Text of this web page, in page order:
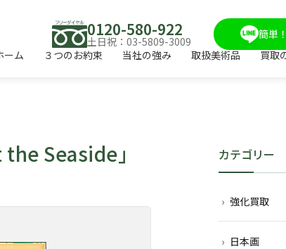
0120-580-922
土日祝：03-5809-3009
簡単
ーム
３つのお約束 当社の強み 取扱美術品 買取
Seaside」 カテゴリー
強化買取
日本画